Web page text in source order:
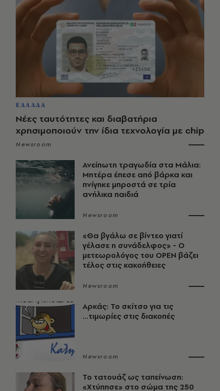
ΕΛΛΑΔΑ
Νέες ταυτότητες και διαβατήρια
χρησιμοποιούν την ίδια τεχνολογία με chip
Newsroom
Ανείπωτη τραγωδία στα Μάλια:
Μητέρα έπεσε από βάρκα και
πνίγηκε μπροστά σε τρία
ανήλικα παιδιά
Newsroom
«Θα βγάλω σε βίντεο γιατί
γέλασε η συνάδελφος» - Ο
μετεωρολόγος του OPEN βάζει
τέλος στις κακοήθειες
Newsroom
Αρκάς: Το σκίτσο για τις
...τιμωρίες στις διακοπές
Newsroom
Το τατουάζ ως ταπείνωση:
«Χτύπησε» στο σώμα της 250